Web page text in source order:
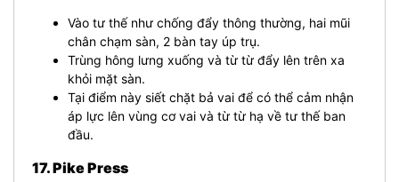
Vào tư thế như chống đẩy thông thường, hai mũi
chân chạm sàn, 2 bàn tay úp trụ.
Trùng hông lưng xuống và từ từ đẩy lên trên xa
khỏi mặt sàn.
Tại điểm này siết chặt bả vai để có thể cảm nhận
áp lực lên vùng cơ vai và từ từ hạ về tư thế ban
đầu.
17. Pike Press